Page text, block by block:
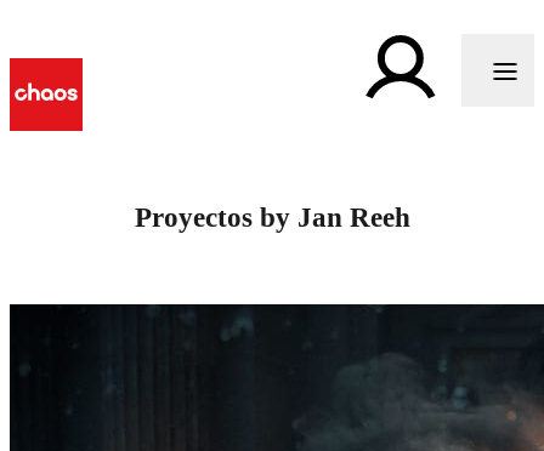
Proyectos by Jan Reeh